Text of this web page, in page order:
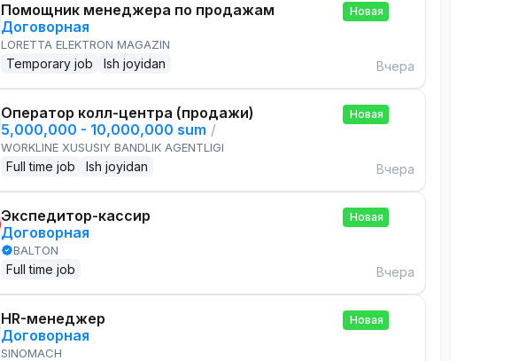
Помощник менеджера по продажам
Договорная
LORETTA ELEKTRON MAGAZIN
Temporary job Ish joyidan
Новая
Вчера
Оператор колл-центра (продажи)
5,000,000 - 10,000,000 sum /
WORKLINE XUSUSIY BANDLIK AGENTLIGI
Full time job Ish joyidan
Новая
Вчера
Экспедитор-кассир
Договорная
BALTON
Full time job
Новая
Вчера
HR-менеджер
Договорная
SINOMACH
Новая